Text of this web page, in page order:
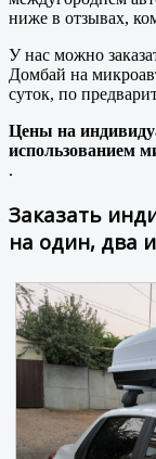
ниже в отзывах,
У нас можно
Домбай на
суток, по
Цены на
использованием
.
Заказать
на один, два